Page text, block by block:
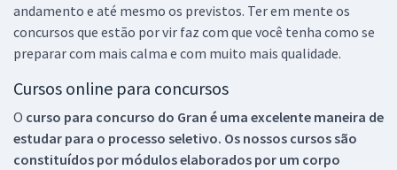
andamento e até mesmo os previstos. Ter em mente os
concursos que estão por vir faz com que você tenha como se
preparar com mais calma e com muito mais qualidade.
Cursos online para concursos
O curso para concurso do Gran é uma excelente maneira de
estudar para o processo seletivo. Os nossos cursos são
constituídos por módulos elaborados por um corpo